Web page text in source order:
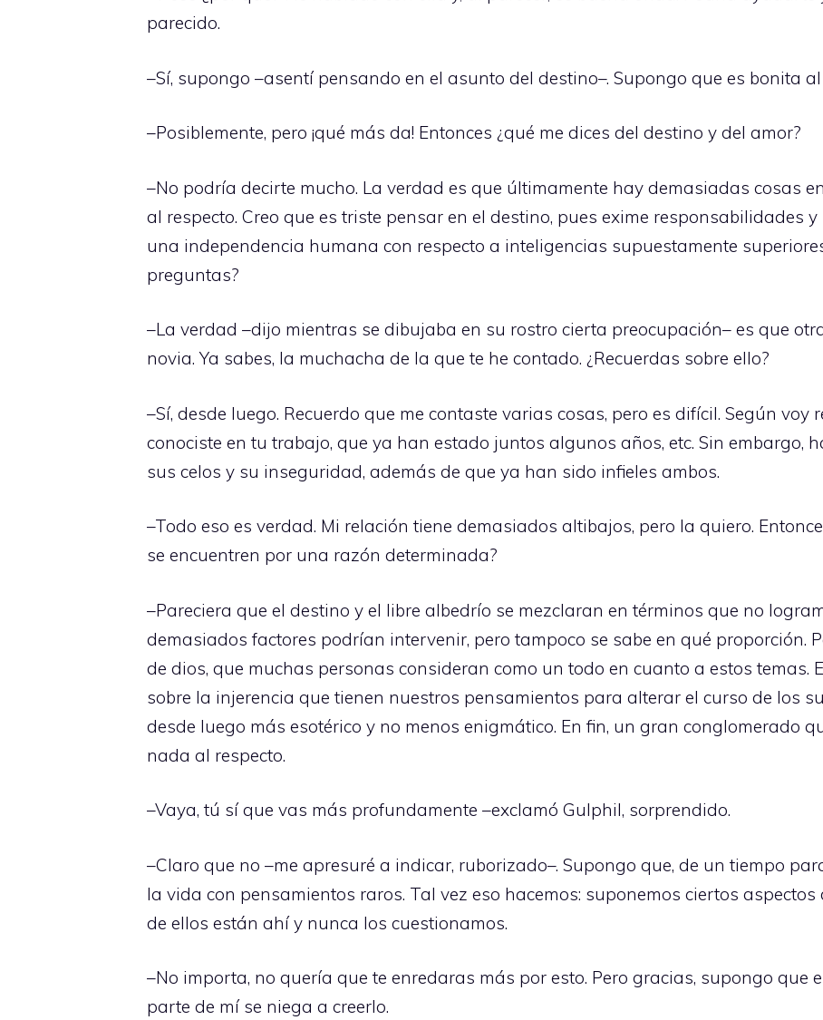
parecido.
–Sí, supongo –asentí pensando en el asunto del destino–. Supongo que es bonita
–Posiblemente, pero ¡qué más da! Entonces ¿qué me dices del destino y del amor?
–No podría decirte mucho. La verdad es que últimamente hay demasiadas cosas
al respecto. Creo que es triste pensar en el destino, pues exime responsabilidades
una independencia humana con respecto a inteligencias supuestamente
preguntas?
–La verdad –dijo mientras se dibujaba en su rostro cierta preocupación– es que
novia. Ya sabes, la muchacha de la que te he contado. ¿Recuerdas sobre ello?
–Sí, desde luego. Recuerdo que me contaste varias cosas, pero es difícil. Según voy
conociste en tu trabajo, que ya han estado juntos algunos años, etc. Sin embargo,
sus celos y su inseguridad, además de que ya han sido infieles ambos.
–Todo eso es verdad. Mi relación tiene demasiados altibajos, pero la quiero.
se encuentren por una razón determinada?
–Pareciera que el destino y el libre albedrío se mezclaran en términos que no
demasiados factores podrían intervenir, pero tampoco se sabe en qué proporción.
de dios, que muchas personas consideran como un todo en cuanto a estos temas.
sobre la injerencia que tienen nuestros pensamientos para alterar el curso de los
desde luego más esotérico y no menos enigmático. En fin, un gran conglomerado
nada al respecto.
–Vaya, tú sí que vas más profundamente –exclamó Gulphil, sorprendido.
–Claro que no –me apresuré a indicar, ruborizado–. Supongo que, de un tiempo
la vida con pensamientos raros. Tal vez eso hacemos: suponemos ciertos
de ellos están ahí y nunca los cuestionamos.
–No importa, no quería que te enredaras más por esto. Pero gracias, supongo que
parte de mí se niega a creerlo.